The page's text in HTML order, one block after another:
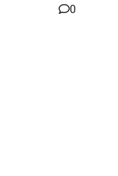
0